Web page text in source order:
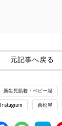
元記事へ戻る
新生児肌着・ベビー服
Instagram 西松屋